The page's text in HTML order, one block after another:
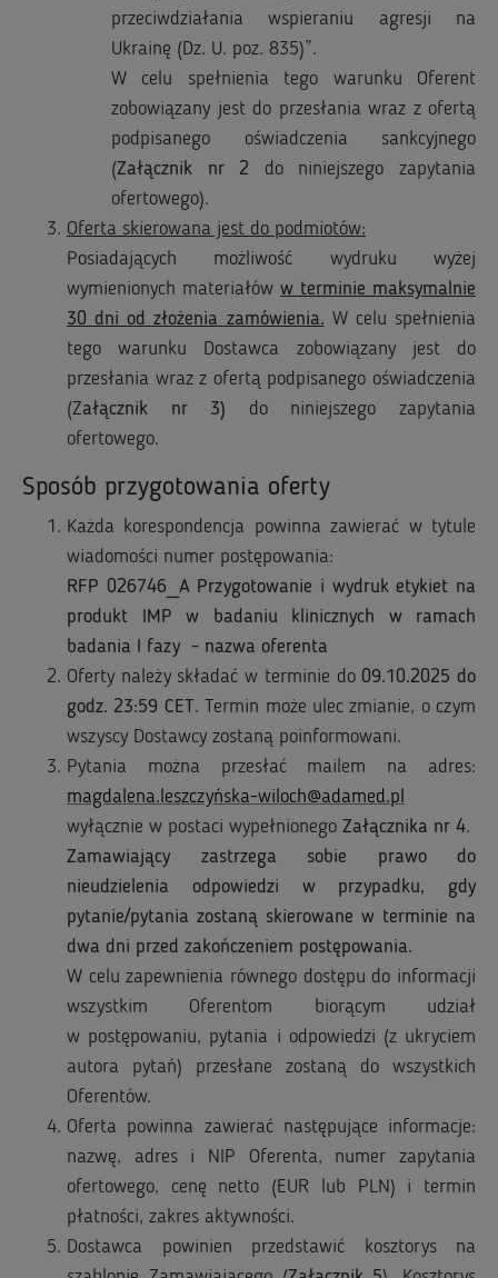
przeciwdziałania wspieraniu agresji na
Ukrainę (Dz. U. poz. 835)”.
W celu spełnienia tego warunku Oferent
zobowiązany jest do przesłania wraz z ofertą
podpisanego oświadczenia sankcyjnego
(Załącznik nr 2 do niniejszego zapytania
ofertowego).
Oferta skierowana jest do podmiotów:
Posiadających możliwość wydruku wyżej
wymienionych materiałów w terminie maksymalnie
30 dni od złożenia zamówienia. W celu spełnienia
tego warunku Dostawca zobowiązany jest do
przesłania wraz z ofertą podpisanego oświadczenia
(Załącznik nr 3) do niniejszego zapytania
ofertowego.
Sposób przygotowania oferty
Każda korespondencja powinna zawierać w tytule
wiadomości numer postępowania:
RFP 026746_A Przygotowanie i wydruk etykiet na
produkt IMP w badaniu klinicznych w ramach
badania I fazy - nazwa oferenta
Oferty należy składać w terminie do 09.10.2025 do
godz. 23:59 CET. Termin może ulec zmianie, o czym
wszyscy Dostawcy zostaną poinformowani.
Pytania można przesłać mailem na adres:
magdalena.leszczyńska-wiloch@adamed.pl
wyłącznie w postaci wypełnionego Załącznika nr 4.
Zamawiający zastrzega sobie prawo do
nieudzielenia odpowiedzi w przypadku, gdy
pytanie/pytania zostaną skierowane w terminie na
dwa dni przed zakończeniem postępowania.
W celu zapewnienia równego dostępu do informacji
wszystkim Oferentom biorącym udział
w postępowaniu, pytania i odpowiedzi (z ukryciem
autora pytań) przesłane zostaną do wszystkich
Oferentów.
Oferta powinna zawierać następujące informacje:
nazwę, adres i NIP Oferenta, numer zapytania
ofertowego, cenę netto (EUR lub PLN) i termin
płatności, zakres aktywności.
Dostawca powinien przedstawić kosztorys na